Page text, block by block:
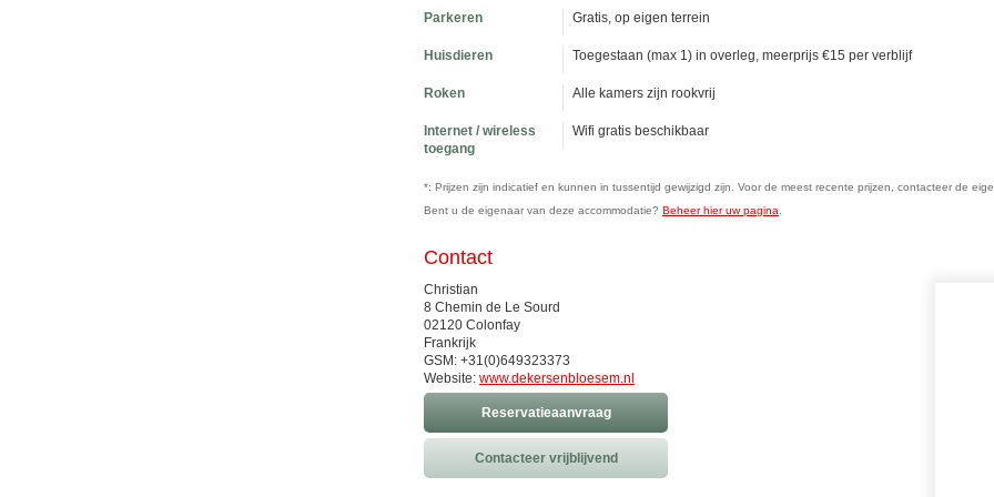
Parkeren Gratis, op eigen terrein
Huisdieren Toegestaan (max 1) in overleg, meerprijs €15 per verblijf
Roken Alle kamers zijn rookvrij
Internet / wireless
toegang
Wifi gratis beschikbaar
*: Prijzen zijn indicatief en kunnen in tussentijd gewijzigd zijn. Voor de meest recente prijzen, contacteer de
Bent u de eigenaar van deze accommodatie? Beheer hier uw pagina
Contact
Christian
8 Chemin de Le Sourd
02120 Colonfay
Frankrijk
GSM: +31(0)649323373
Website: www.dekersenbloesem.nl
Reservatieaanvraag
Contacteer vrijblijvend